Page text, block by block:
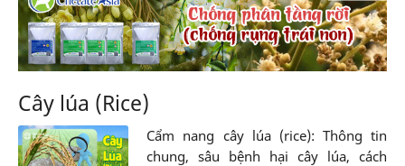
Cây lúa (Rice)
Cẩm nang cây lúa (rice): Thông tin
chung, sâu bệnh hại cây lúa, cách